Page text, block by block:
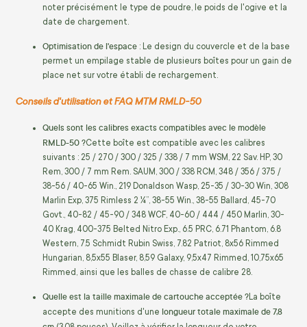
noter précisément le type de poudre, le poids de l'ogive et la
date de chargement.
Optimisation de l'espace : Le design du couvercle et de la base
permet un empilage stable de plusieurs boîtes pour un gain de
place net sur votre établi de rechargement.
Conseils d'utilisation et FAQ MTM RMLD-50
Quels sont les calibres exacts compatibles avec le modèle
RMLD-50 ?Cette boîte est compatible avec les calibres
suivants : 25 / 270 / 300 / 325 / 338 / 7 mm WSM, 22 Sav. HP, 30
Rem, 300 / 7 mm Rem. SAUM, 300 / 338 RCM, 348 / 356 / 375 /
38-56 / 40-65 Win., 219 Donaldson Wasp, 25-35 / 30-30 Win, 308
Marlin Exp, 375 Rimless 2 ¼”, 38-55 Win., 38-55 Ballard, 45-70
Govt., 40-82 / 45-90 / 348 WCF, 40-60 / 444 / 450 Marlin, 30-
40 Krag, 400-375 Belted Nitro Exp., 6.5 PRC, 6.71 Phantom, 6.8
Western, 7.5 Schmidt Rubin Swiss, 7.82 Patriot, 8x56 Rimmed
Hungarian, 8,5x55 Blaser, 8,59 Galaxy, 9,5x47 Rimmed, 10,75x65
Rimmed, ainsi que les balles de chasse de calibre 28.
Quelle est la taille maximale de cartouche acceptée ?La boîte
accepte des munitions d'une longueur totale maximale de 7,8